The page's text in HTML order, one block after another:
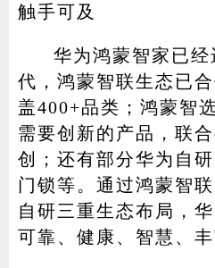
触手可及
华为鸿蒙智家已
代，鸿蒙智联生态已
盖400+品类；鸿蒙智
需要创新的产品，联
创；还有部分华为自
门锁等。通过鸿蒙智
自研三重生态布局，
可靠、健康、智慧、丰